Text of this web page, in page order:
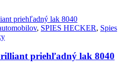
, SPIES HECKER, Spies
priehľadný lak 8040